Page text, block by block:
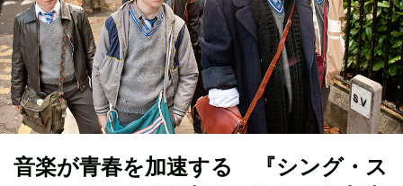
音楽が青春を加速する 『シング・ス